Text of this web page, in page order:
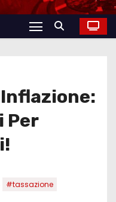
Per
#tassazione